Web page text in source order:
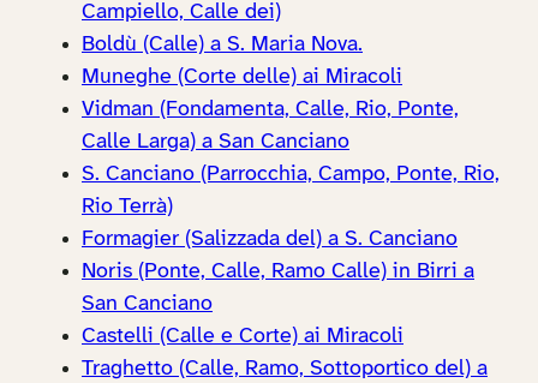
Campiello, Calle dei)
Boldù (Calle) a S. Maria Nova.
Muneghe (Corte delle) ai Miracoli
Vidman (Fondamenta, Calle, Rio, Ponte,
Calle Larga) a San Canciano
S. Canciano (Parrocchia, Campo, Ponte, Rio,
Rio Terrà)
Formagier (Salizzada del) a S. Canciano
Noris (Ponte, Calle, Ramo Calle) in Birri a
San Canciano
Castelli (Calle e Corte) ai Miracoli
Traghetto (Calle, Ramo, Sottoportico del) a